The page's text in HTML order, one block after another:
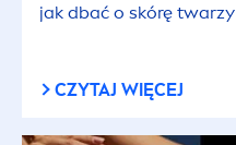
jak dbać o skórę twarzy
CZYTAJ WIĘCEJ